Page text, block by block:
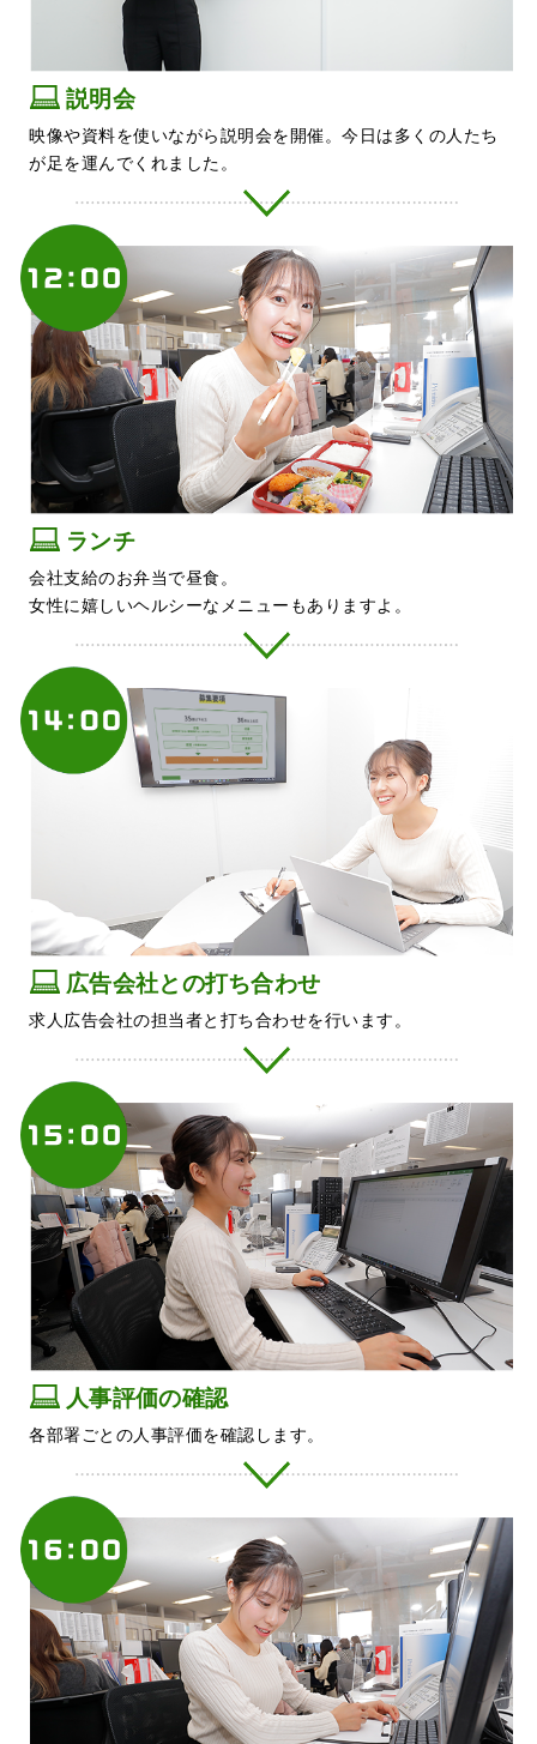
説明会
映像や資料を使いながら説明会を開催。今日は多くの人たち
が足を運んでくれました。
ランチ
会社支給のお弁当で昼食。
女性に嬉しいヘルシーなメニューもありますよ。
広告会社との打ち合わせ
求人広告会社の担当者と打ち合わせを行います。
人事評価の確認
各部署ごとの人事評価を確認します。